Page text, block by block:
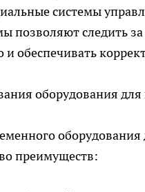
системы
позволяют следить
и обеспечивать
оборудования
преимуществ: